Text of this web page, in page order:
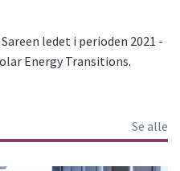
ledet i perioden 2021 -
Energy Transitions.
Se alle